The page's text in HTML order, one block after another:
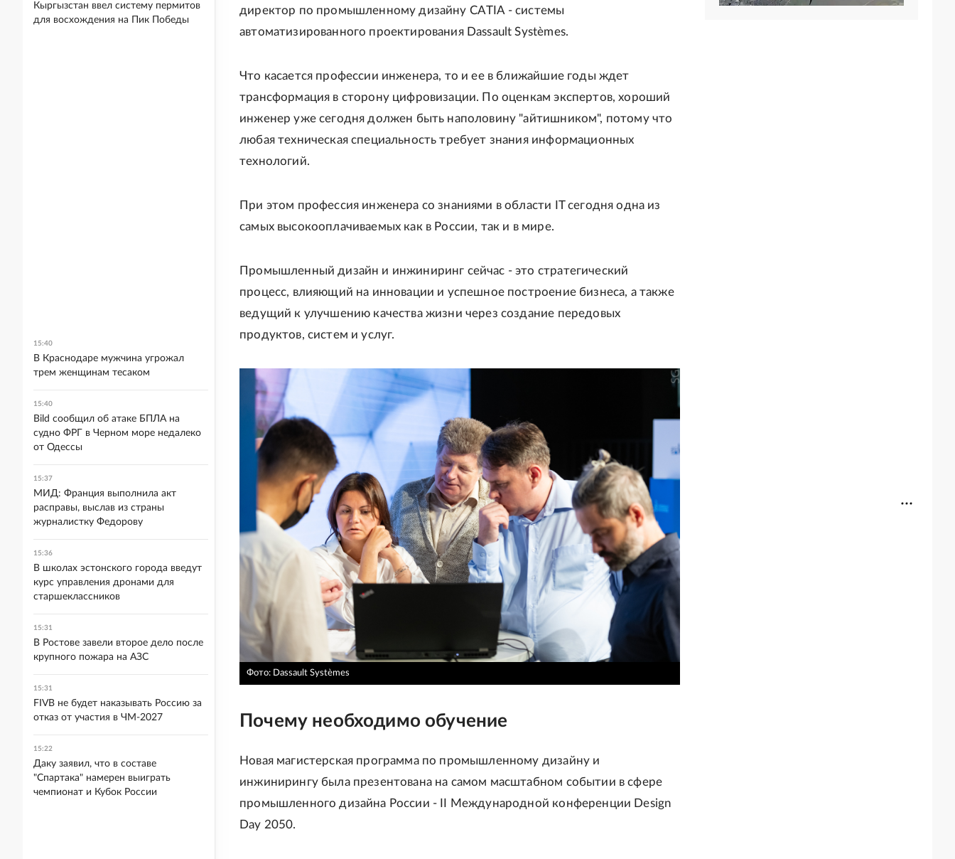
директор по промышленному дизайну CATIA - системы
автоматизированного проектирования Dassault Systèmes.
Что касается профессии инженера, то и ее в ближайшие годы ждет
трансформация в сторону цифровизации. По оценкам экспертов, хороший
инженер уже сегодня должен быть наполовину "айтишником", потому что
любая техническая специальность требует знания информационных
технологий.
При этом профессия инженера со знаниями в области IT сегодня одна из
самых высокооплачиваемых как в России, так и в мире.
Промышленный дизайн и инжиниринг сейчас - это стратегический
процесс, влияющий на инновации и успешное построение бизнеса, а также
ведущий к улучшению качества жизни через создание передовых
продуктов, систем и услуг.
Фото: Dassault Systèmes
Почему необходимо обучение
Новая магистерская программа по промышленному дизайну и
инжинирингу была презентована на самом масштабном событии в сфере
промышленного дизайна России - II Международной конференции Design
Day 2050.
Кыргызстан ввел систему пермитов
для восхождения на Пик Победы
15:40
В Краснодаре мужчина угрожал
трем женщинам тесаком
15:40
Bild сообщил об атаке БПЛА на
судно ФРГ в Черном море недалеко
от Одессы
15:37
МИД: Франция выполнила акт
расправы, выслав из страны
журналистку Федорову
15:36
В школах эстонского города введут
курс управления дронами для
старшеклассников
15:31
В Ростове завели второе дело после
крупного пожара на АЗС
15:31
FIVB не будет наказывать Россию за
отказ от участия в ЧМ-2027
15:22
Даку заявил, что в составе
"Спартака" намерен выиграть
чемпионат и Кубок России